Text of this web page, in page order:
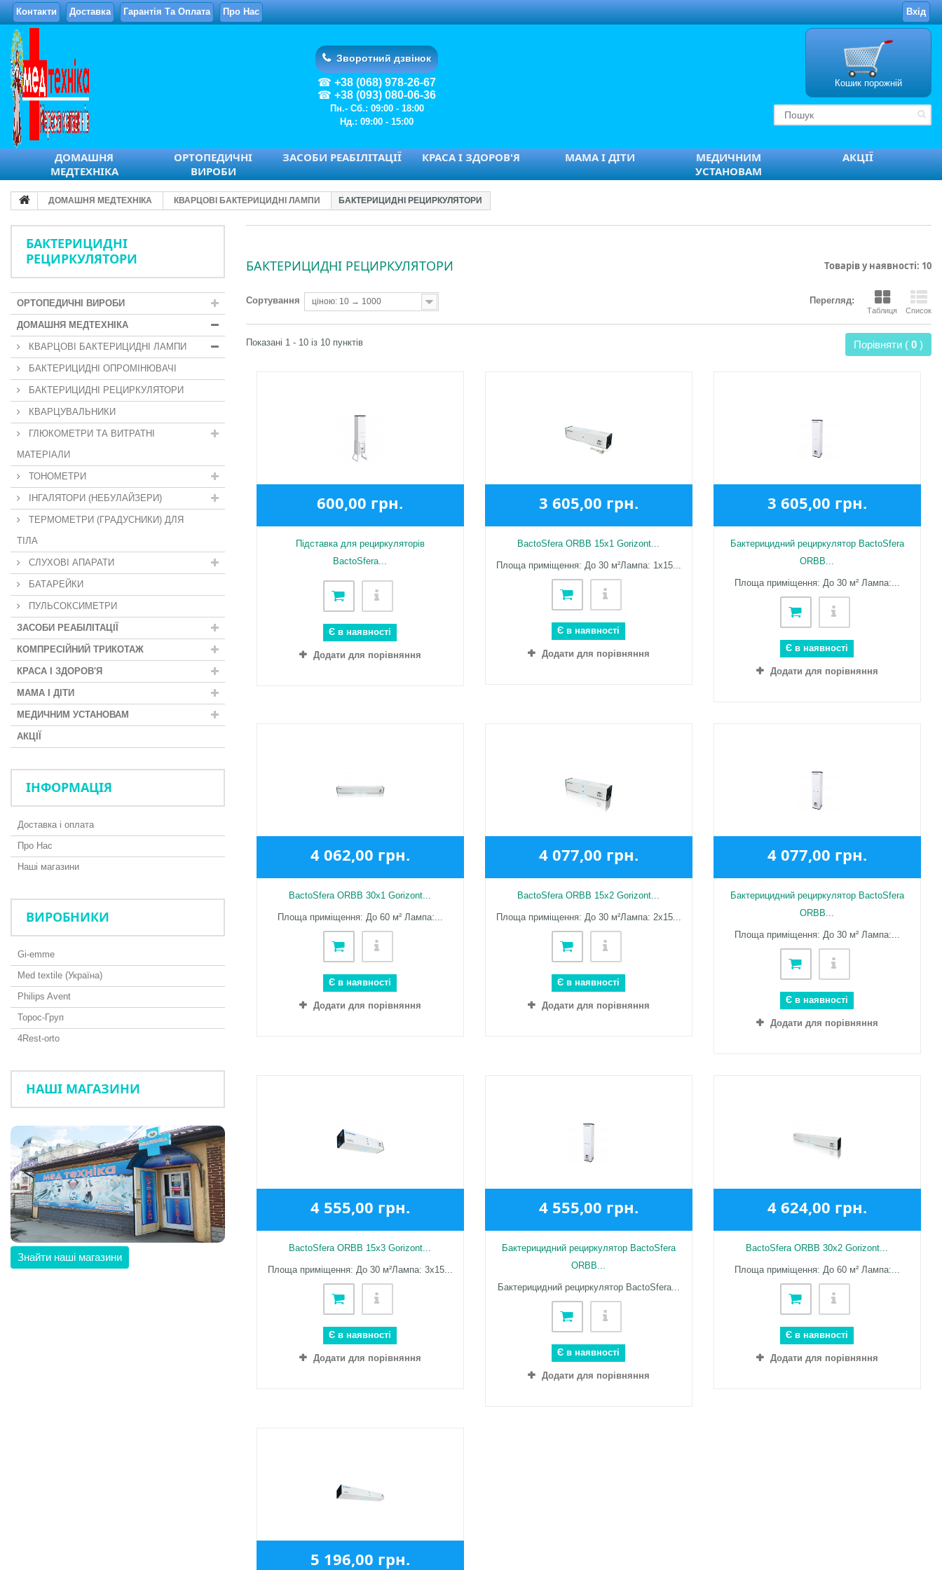
Контакти Доставка Гарантія Та Оплата Про Нас Вхід
Зворотний дзвінок
+38 (068) 978-26-67
+38 (093) 080-06-36
Пн.- Сб.: 09:00 - 18:00
Нд.: 09:00 - 15:00
Кошик порожній
ДОМАШНЯ
МЕДТЕХНІКА
ОРТОПЕДИЧНІ
ВИРОБИ
ЗАСОБИ РЕАБІЛІТАЦІЇ КРАСА І ЗДОРОВ'Я МАМА І ДІТИ
МЕДИЧНИМ
УСТАНОВАМ
АКЦІЇ
ДОМАШНЯ МЕДТЕХНІКА КВАРЦОВІ БАКТЕРИЦИДНІ ЛАМПИ БАКТЕРИЦИДНІ РЕЦИРКУЛЯТОРИ
БАКТЕРИЦИДНІ
РЕЦИРКУЛЯТОРИ
ОРТОПЕДИЧНІ ВИРОБИ
ДОМАШНЯ МЕДТЕХНІКА
КВАРЦОВІ БАКТЕРИЦИДНІ ЛАМПИ
БАКТЕРИЦИДНІ ОПРОМІНЮВАЧІ
БАКТЕРИЦИДНІ РЕЦИРКУЛЯТОРИ
КВАРЦУВАЛЬНИКИ
ГЛЮКОМЕТРИ ТА ВИТРАТНІ
МАТЕРІАЛИ
ТОНОМЕТРИ
ІНГАЛЯТОРИ (НЕБУЛАЙЗЕРИ)
ТЕРМОМЕТРИ (ГРАДУСНИКИ) ДЛЯ
ТІЛА
СЛУХОВІ АПАРАТИ
БАТАРЕЙКИ
ПУЛЬСОКСИМЕТРИ
ЗАСОБИ РЕАБІЛІТАЦІЇ
КОМПРЕСІЙНИЙ ТРИКОТАЖ
КРАСА І ЗДОРОВ'Я
МАМА І ДІТИ
МЕДИЧНИМ УСТАНОВАМ
АКЦІЇ
ІНФОРМАЦІЯ
Доставка і оплата
Про Нас
Наші магазини
ВИРОБНИКИ
Gi-emme
Med textile (Україна)
Philips Avent
Торос-Груп
4Rest-orto
НАШІ МАГАЗИНИ
Знайти наші магазини
БАКТЕРИЦИДНІ РЕЦИРКУЛЯТОРИ Товарів у наявності: 10
Перегляд:
Таблиця Список
Сортування ціною: 10 → 1000
Порівняти ( 0 )
Показані 1 - 10 із 10 пунктів
600,00 грн.
Підставка для рециркуляторів
BactoSfera...
Є в наявності
Додати для порівняння
3 605,00 грн.
BactoSfera ORBB 15x1 Gorizont...
Площа приміщення: До 30 м²Лампа: 1х15...
Є в наявності
Додати для порівняння
3 605,00 грн.
Бактерицидний рециркулятор BactoSfera
ORBB...
Площа приміщення: До 30 м² Лампа:...
Є в наявності
Додати для порівняння
4 062,00 грн.
BactoSfera ORBB 30x1 Gorizont...
Площа приміщення: До 60 м² Лампа:...
Є в наявності
Додати для порівняння
4 077,00 грн.
BactoSfera ORBB 15x2 Gorizont...
Площа приміщення: До 30 м²Лампа: 2х15...
Є в наявності
Додати для порівняння
4 077,00 грн.
Бактерицидний рециркулятор BactoSfera
ORBB...
Площа приміщення: До 30 м² Лампа:...
Є в наявності
Додати для порівняння
4 555,00 грн.
BactoSfera ORBB 15x3 Gorizont...
Площа приміщення: До 30 м²Лампа: 3х15...
Є в наявності
Додати для порівняння
4 555,00 грн.
Бактерицидний рециркулятор BactoSfera
ORBB...
Бактерицидний рециркулятор BactoSfera...
Є в наявності
Додати для порівняння
4 624,00 грн.
BactoSfera ORBB 30x2 Gorizont...
Площа приміщення: До 60 м² Лампа:...
Є в наявності
Додати для порівняння
5 196,00 грн.